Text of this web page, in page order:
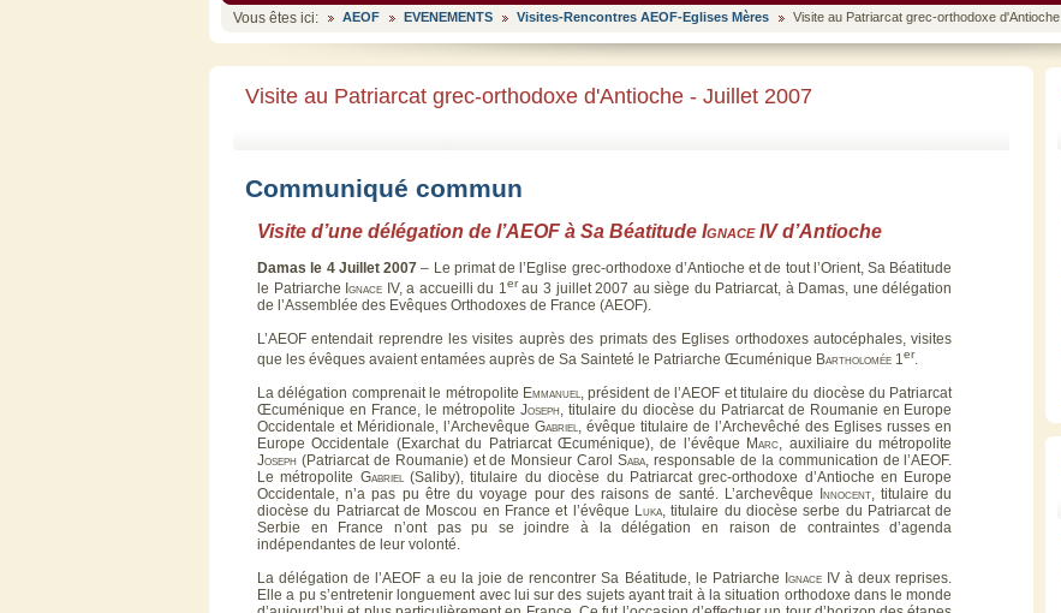
Vous êtes ici: AEOF EVENEMENTS Visites-Rencontres AEOF-Eglises Mères Visite au Patriarcat grec-orthodoxe
Visite au Patriarcat grec-orthodoxe d'Antioche - Juillet 2007
Communiqué commun
Visite d’une délégation de l’AEOF à Sa Béatitude IgnaceIV d’Antioche
Damas le 4 Juillet 2007 – Le primat de l’Eglise grec-orthodoxe d’Antioche et de tout l’Orient, Sa Béatitude
le Patriarche Ignace IV, a accueilli du 1 erau 3 juillet 2007 au siège du Patriarcat, à Damas, une délégation
de l’Assemblée des Evêques Orthodoxes de France (AEOF).
L’AEOF entendait reprendre les visites auprès des primats des Eglises orthodoxes autocéphales, visites
que les évêques avaient entamées auprès de Sa Sainteté le Patriarche Œcuménique Bartholomée 1 er.
La délégation comprenait le métropolite Emmanuel , président de l’AEOF et titulaire du diocèse du Patriarcat
Œcuménique en France, le métropolite Joseph, titulaire du diocèse du Patriarcat de Roumanie en Europe
Occidentale et Méridionale, l’ArchevêqueGabriel
, évêque titulaire de l’Archevêché des Eglises russes en
Europe Occidentale (Exarchat du Patriarcat Œcuménique), de l’évêque Marc , auxiliaire du métropolite
Joseph (Patriarcat de Roumanie) et de Monsieur CarolSaba , responsable de la communication de l’AEOF.
Le métropolite Gabriel (Saliby), titulaire du diocèse du Patriarcat grec-orthodoxe d’Antioche en Europe
Occidentale, n’a pas pu être du voyage pour des raisons de santé. L’archevêque Innocent , titulaire du
diocèse du Patriarcat de Moscou en France et l’évêque Luka , titulaire du diocèse serbe du Patriarcat de
Serbie en France n’ont pas pu se joindre à la délégation en raison de contraintes d’agenda
indépendantes de leur volonté.
La délégation de l’AEOF a eu la joie de rencontrer Sa Béatitude, le Patriarche IgnaceIV à deux reprises.
Elle a pu s’entretenir longuement avec lui sur des sujets ayant trait à la situation orthodoxe dans le monde